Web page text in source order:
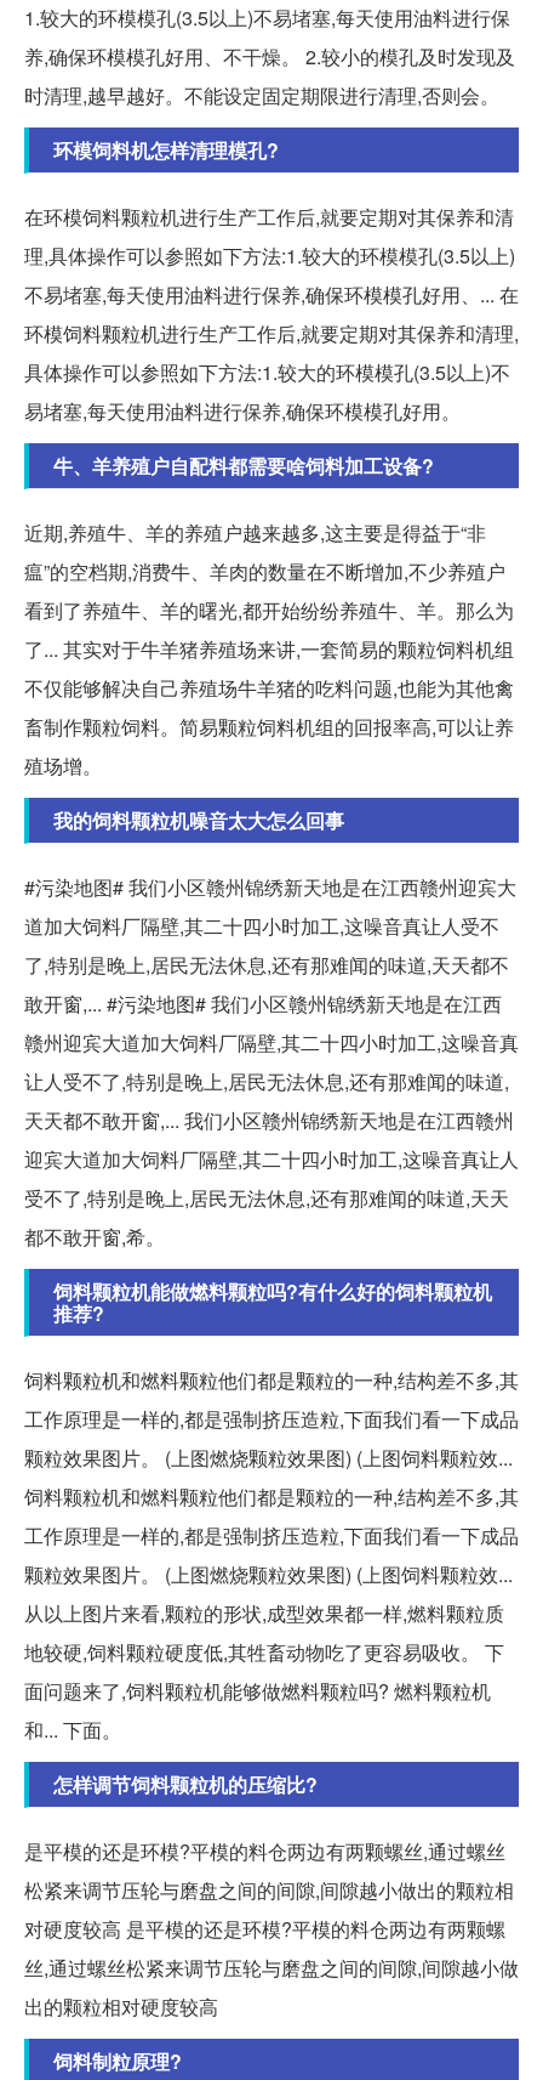
1.较大的环模模孔(3.5以上)不易堵塞,每天使用油料进行保
养,确保环模模孔好用、不干燥。 2.较小的模孔及时发现及
时清理,越早越好。不能设定固定期限进行清理,否则会。
环模饲料机怎样清理模孔?
在环模饲料颗粒机进行生产工作后,就要定期对其保养和清
理,具体操作可以参照如下方法:1.较大的环模模孔(3.5以上)
不易堵塞,每天使用油料进行保养,确保环模模孔好用、... 在
环模饲料颗粒机进行生产工作后,就要定期对其保养和清理,
具体操作可以参照如下方法:1.较大的环模模孔(3.5以上)不
易堵塞,每天使用油料进行保养,确保环模模孔好用。
牛、羊养殖户自配料都需要啥饲料加工设备?
近期,养殖牛、羊的养殖户越来越多,这主要是得益于“非
瘟”的空档期,消费牛、羊肉的数量在不断增加,不少养殖户
看到了养殖牛、羊的曙光,都开始纷纷养殖牛、羊。那么为
了... 其实对于牛羊猪养殖场来讲,一套简易的颗粒饲料机组
不仅能够解决自己养殖场牛羊猪的吃料问题,也能为其他禽
畜制作颗粒饲料。简易颗粒饲料机组的回报率高,可以让养
殖场增。
我的饲料颗粒机噪音太大怎么回事
#污染地图# 我们小区赣州锦绣新天地是在江西赣州迎宾大
道加大饲料厂隔壁,其二十四小时加工,这噪音真让人受不
了,特别是晚上,居民无法休息,还有那难闻的味道,天天都不
敢开窗,... #污染地图# 我们小区赣州锦绣新天地是在江西
赣州迎宾大道加大饲料厂隔壁,其二十四小时加工,这噪音真
让人受不了,特别是晚上,居民无法休息,还有那难闻的味道,
天天都不敢开窗,... 我们小区赣州锦绣新天地是在江西赣州
迎宾大道加大饲料厂隔壁,其二十四小时加工,这噪音真让人
受不了,特别是晚上,居民无法休息,还有那难闻的味道,天天
都不敢开窗,希。
饲料颗粒机能做燃料颗粒吗?有什么好的饲料颗粒机
推荐?
饲料颗粒机和燃料颗粒他们都是颗粒的一种,结构差不多,其
工作原理是一样的,都是强制挤压造粒,下面我们看一下成品
颗粒效果图片。 (上图燃烧颗粒效果图) (上图饲料颗粒效...
饲料颗粒机和燃料颗粒他们都是颗粒的一种,结构差不多,其
工作原理是一样的,都是强制挤压造粒,下面我们看一下成品
颗粒效果图片。 (上图燃烧颗粒效果图) (上图饲料颗粒效...
从以上图片来看,颗粒的形状,成型效果都一样,燃料颗粒质
地较硬,饲料颗粒硬度低,其牲畜动物吃了更容易吸收。 下
面问题来了,饲料颗粒机能够做燃料颗粒吗? 燃料颗粒机
和... 下面。
怎样调节饲料颗粒机的压缩比?
是平模的还是环模?平模的料仓两边有两颗螺丝,通过螺丝
松紧来调节压轮与磨盘之间的间隙,间隙越小做出的颗粒相
对硬度较高 是平模的还是环模?平模的料仓两边有两颗螺
丝,通过螺丝松紧来调节压轮与磨盘之间的间隙,间隙越小做
出的颗粒相对硬度较高
饲料制粒原理?